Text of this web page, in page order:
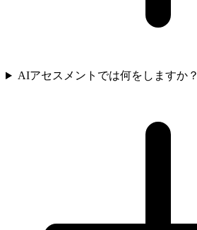
AIアセスメントでは何をしますか？